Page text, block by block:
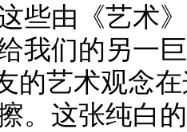
些由《艺术
我们的另一
的艺术观念
。这张纯白